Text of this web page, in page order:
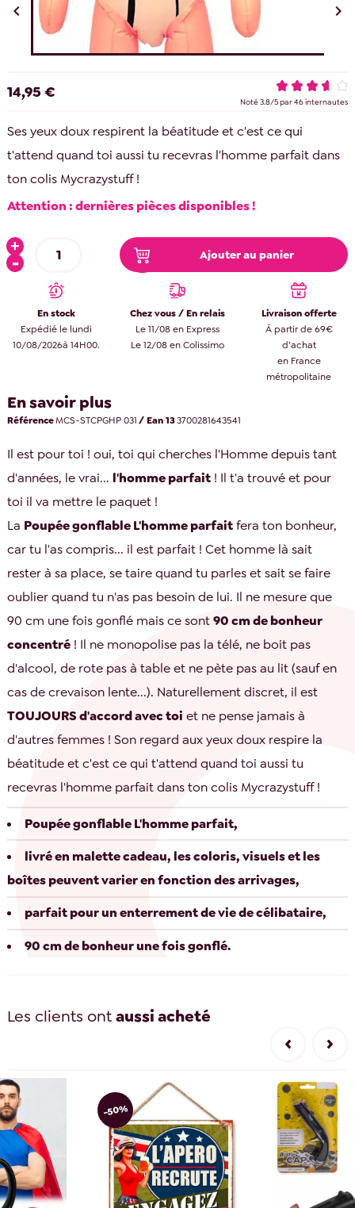
 
14,95 €
Noté3.8/5par46internautes
Ses yeux doux respirent la béatitude et c'est ce qui
t'attend quand toi aussi tu recevras l'homme parfait dans
ton colis Mycrazystuff !
Attention : dernières pièces disponibles !
Ajouter au panier
En stock
Expédié le lundi
10/08/2026à 14H00.
Chez vous / En relais
Le 11/08 en Express
Le 12/08 en Colissimo
Livraison offerte
À partir de 69€
d’achat
en France
métropolitaine
En savoir plus
RéférenceMCS-STCPGHP 031 / Ean 133700281643541
Il est pour toi ! oui, toi qui cherches l'Homme depuis tant
d'années, le vrai... l'homme parfait ! Il t'a trouvé et pour
toi il va mettre le paquet !
La Poupée gonflable L'homme parfaitfera ton bonheur,
car tu l'as compris... il est parfait ! Cet homme là sait
rester à sa place, se taire quand tu parles et sait se faire
oublier quand tu n'as pas besoin de lui. Il ne mesure que
90 cm une fois gonflé mais ce sont90 cm de bonheur
concentré ! Il ne monopolise pas la télé, ne boit pas
d'alcool, de rote pas à table et ne pète pas au lit (sauf en
cas de crevaison lente...). Naturellement discret, il est
TOUJOURS d'accord avec toi et ne pense jamais à
d'autres femmes ! Son regard aux yeux doux respire la
béatitude et c'est ce qui t'attend quand toi aussi tu
recevras l'homme parfait dans ton colis Mycrazystuff !
Poupée gonflable L'homme parfait,
livré en malette cadeau, les coloris, visuels et les
boîtes peuvent varier en fonction des arrivages,
parfait pour un enterrement de vie de célibataire,
90 cm de bonheur une fois gonflé.
Les clients ontaussi acheté
-50%